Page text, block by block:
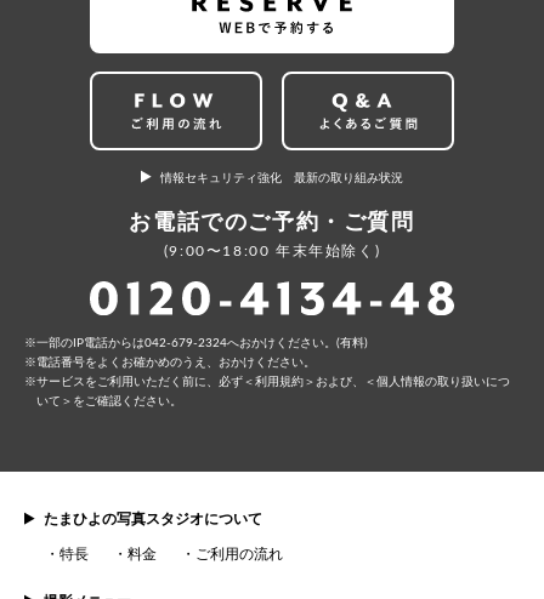
情報セキュリティ強化 最新の取り組み状況
お電話でのご予約・ご質問
(9:00〜18:00 年末年始除く)
⼀部のIP電話からは042-679-2324へおかけください。(有料)
電話番号をよくお確かめのうえ、おかけください。
サービスをご利⽤いただく前に、必ず ＜利⽤規約＞ および、
＜個⼈情報の取り扱いにつ
いて＞ をご確認ください。
たまひよの写真スタジオについて
特長 料金 ご利用の流れ